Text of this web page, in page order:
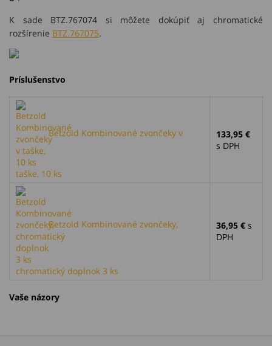
K sade BTZ.767074 si môžete dokúpiť aj chromatické
rozšírenie BTZ.767075.
Príslušenstvo
Betzold Kombinované zvončeky v
taške, 10 ks
133,95 €
s DPH
Betzold Kombinované zvončeky,
chromatický doplnok 3 ks
36,95 € s
DPH
Vaše názory